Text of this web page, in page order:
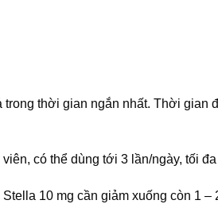
thời gian ngắn nhất. Thời gian
có thể dùng tới 3 lần/ngày, tối
10 mg cần giảm xuống còn 1 –